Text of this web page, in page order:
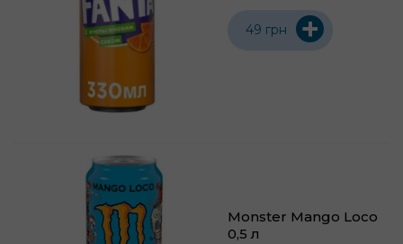
49 грн +
Monster Mango Loco
0,5 л